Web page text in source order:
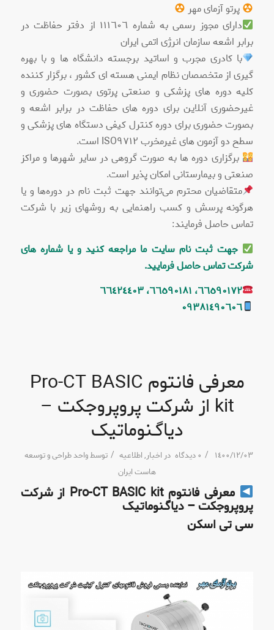
پرتو آزمای مهر
دارای مجوز رسمی به شماره ١١١٦٠٦ از دفتر حفاظت در
برابر اشعه سازمان انرژی اتمی ایران
با کادری مجرب و اساتید برجسته دانشگاه ها و با بهره
گیری از متخصصان نظام ایمنی هسته ای کشور ، برگزار کننده
کلیه دوره های پزشکی و صنعتی پرتوی بصورت حضوری و
غیرحضوری آنلاین برای دوره های حفاظت در برابر اشعه و
بصورت حضوری برای دوره کنترل کیفی دستگاه های پزشکی و
سطح دو آزمون های غیرمخرب ISO٩٧١٢ است.
برگزاری دوره ها به صورت گروهی در سایر شهرها و مراکز
صنعتی و بیمارستانی امکان پذیر است.
متقاضیان محترم می‌توانند جهت ثبت نام در دوره‌ها و یا
هرگونه پرسش و کسب راهنمایی به روشهای زیر با شرکت
تماس حاصل فرمایند:
جهت ثبت نام سایت ما مراجعه کنید و یا شماره های
شرکت تماس حاصل فرمایید.
٦٦٥٩٠١٧٢، ٦٦٥٩٠١٨١، ٦٦٤٢٤٤٠٣
٠٩٣٨١٤٩٠٦٠٦
معرفی فانتوم Pro-CT BASIC
kit از شرکت پروپروجکت –
دیاگـنوماتیک
١٤٠٠/١٢/٠٣ / ٠ دیدگاه دراخبار,اطلاعیه / توسطواحد طراحی و توسعه
هاست ایران
معرفی فانتوم Pro-CT BASIC kit از شرکت
پروپروجکت – دیاگـنوماتیک
سی تی اسکن